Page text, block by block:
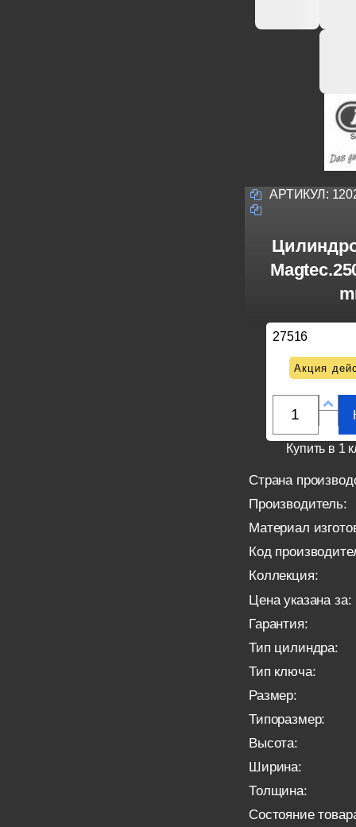
АРТИКУЛ:
27516
Акция
Купить в 1
Страна
Производитель:
Материал
Код
Коллекция:
Цена указана за:
Гарантия:
Тип цилиндра:
Тип ключа:
Размер:
Типоразмер:
Высота:
Ширина:
Толщина:
Состояние